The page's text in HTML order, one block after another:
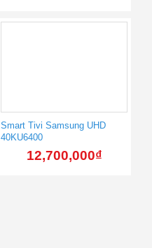
Smart Tivi Samsung UHD
40KU6400
12,700,000₫